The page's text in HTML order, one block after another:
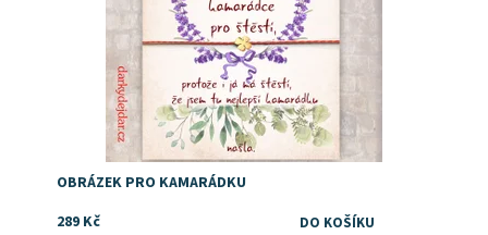
OBRÁZEK PRO KAMARÁDKU
289 Kč